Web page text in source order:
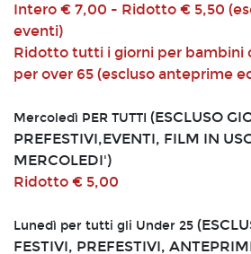
Intero € 7,00 - Ridotto € 5,50
eventi)
Ridotto tutti i giorni per bambini
per over 65 (escluso anteprime
Mercoledì PER TUTTI (ESCLUSO
PREFESTIVI,EVENTI, FILM IN
MERCOLEDI')
Ridotto € 5,00
Lunedì per tutti gli Under 25
FESTIVI, PREFESTIVI,